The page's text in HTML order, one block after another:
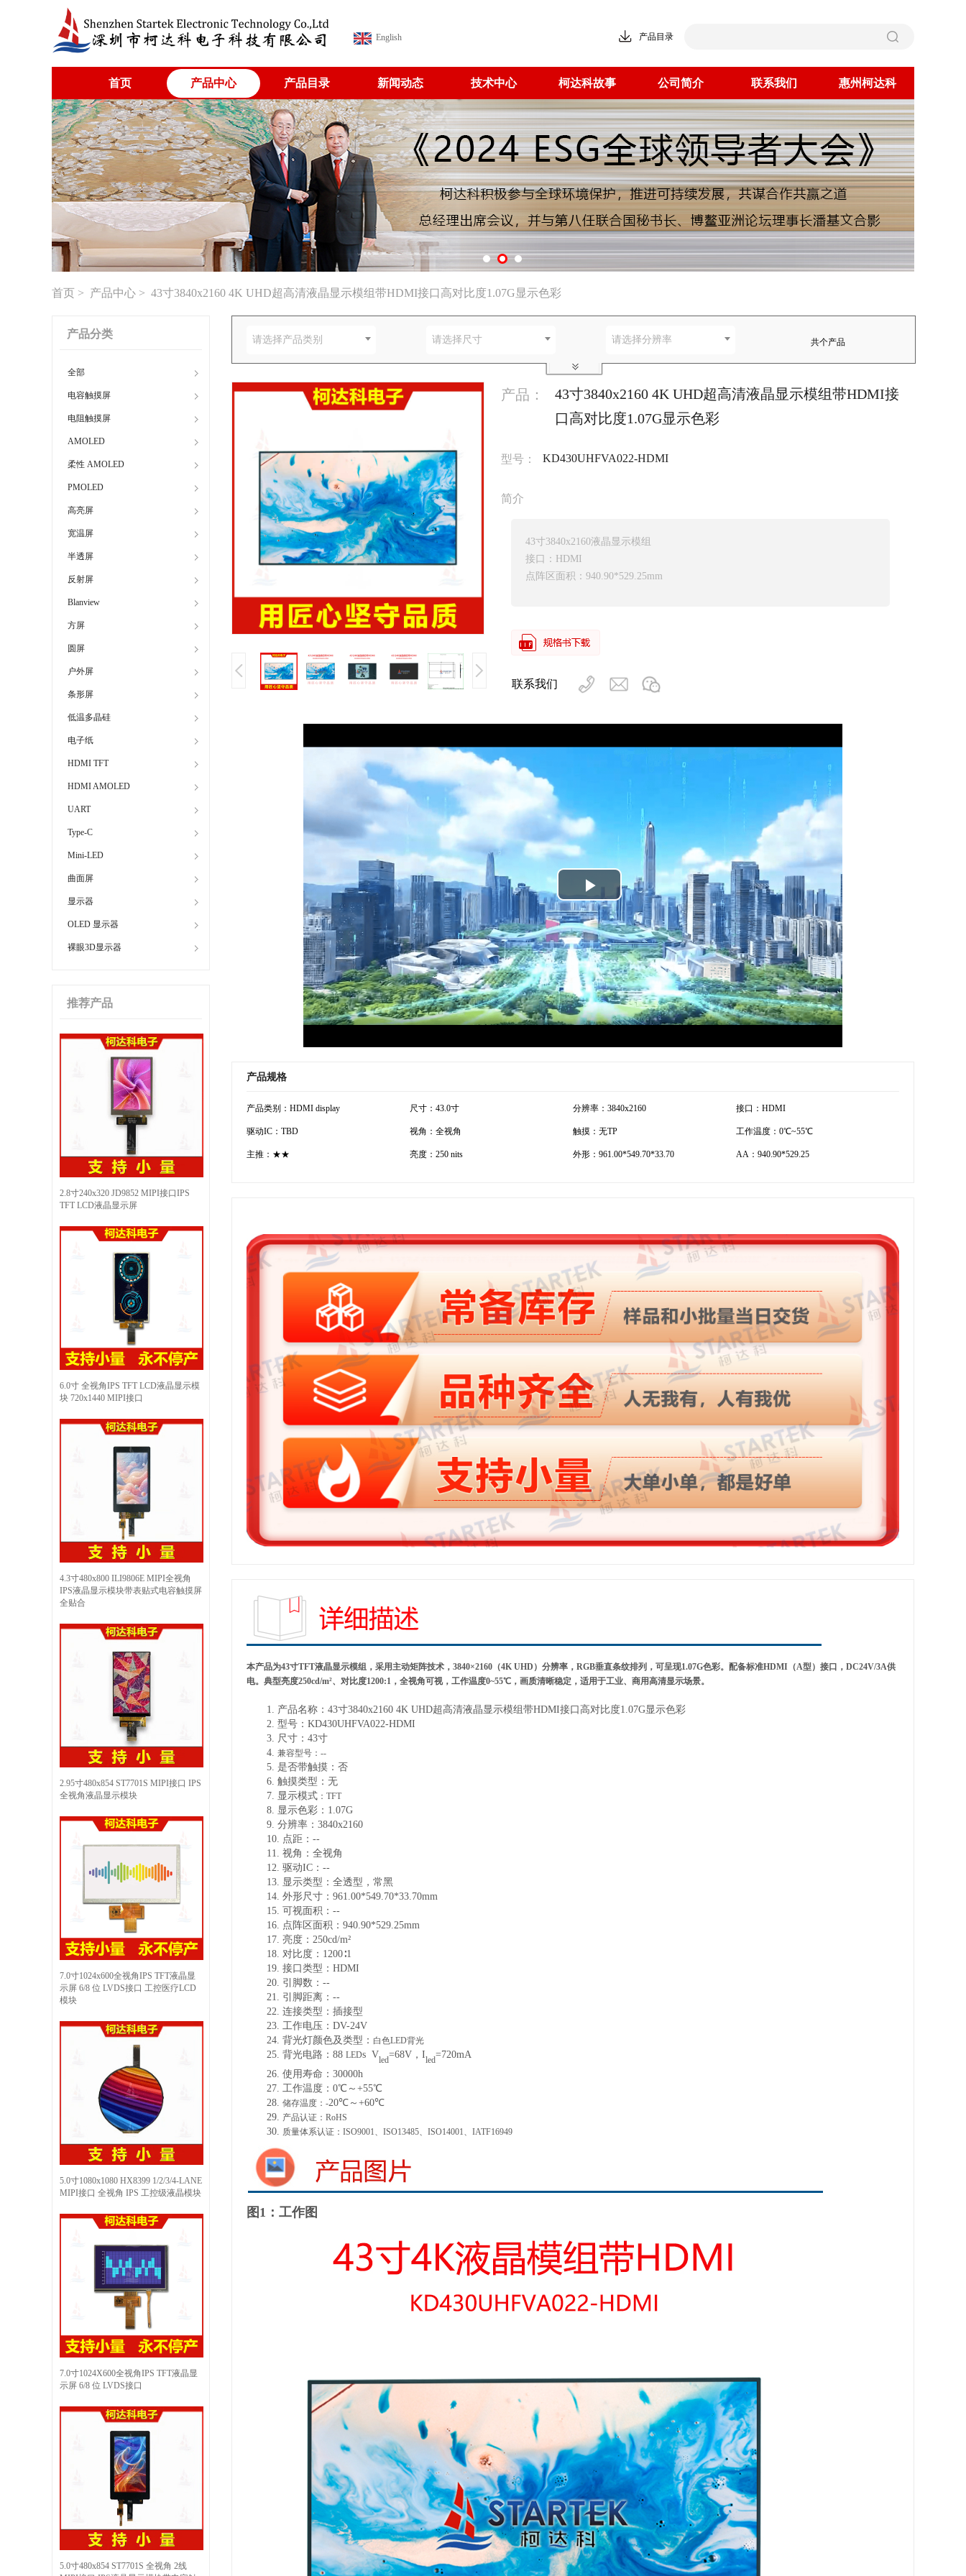
English 产品目录
首页 产品中心 产品目录 新闻动态 技术中心 柯达科故事 公司简介 联系我们 惠州柯达科
首页 > 产品中心 > 43寸3840x2160 4K UHD超高清液晶显示模组带HDMI接口高对比度1.07G显示色彩
产品分类
全部
电容触摸屏
电阻触摸屏
AMOLED
柔性 AMOLED
PMOLED
高亮屏
宽温屏
半透屏
反射屏
Blanview
方屏
圆屏
户外屏
条形屏
低温多晶硅
电子纸
HDMI TFT
HDMI AMOLED
UART
Type-C
Mini-LED
曲面屏
显示器
OLED 显示器
裸眼3D显示器
推荐产品
2.8寸240x320 JD9852 MIPI接口IPS
TFT LCD液晶显示屏
6.0寸 全视角IPS TFT LCD液晶显示模
块 720x1440 MIPI接口
4.3寸480x800 ILI9806E MIPI全视角
IPS液晶显示模块带表贴式电容触摸屏
全贴合
2.95寸480x854 ST7701S MIPI接口 IPS
全视角液晶显示模块
7.0寸1024x600全视角IPS TFT液晶显
示屏 6/8 位 LVDS接口 工控医疗LCD
模块
5.0寸1080x1080 HX8399 1/2/3/4-LANE
MIPI接口 全视角 IPS 工控级液晶模块
7.0寸1024X600全视角IPS TFT液晶显
示屏 6/8 位 LVDS接口
5.0寸480x854 ST7701S 全视角 2线
请选择产品类别 请选择尺寸 请选择分辨率 共个产品
产品：
43寸3840x2160 4K UHD超高清液晶显示模组带HDMI接
口高对比度1.07G显示色彩
型号： KD430UHFVA022-HDMI
简介
43寸3840x2160液晶显示模组
接口：HDMI
点阵区面积：940.90*529.25mm
联系我们
Play
Video
产品规格
产品类别：HDMI display 尺寸：43.0寸 分辨率：3840x2160 接口：HDMI
驱动IC：TBD 视角：全视角 触摸：无TP 工作温度：0℃~55℃
主推：★★ 亮度：250 nits 外形：961.00*549.70*33.70 AA：940.90*529.25
本产品为43寸TFT液晶显示模组，采用主动矩阵技术，3840×2160（4K UHD）分辨率，RGB垂直条纹排列，可呈现1.07G色彩。配备标准HDMI（A型）接口，DC24V/3A供
电。典型亮度250cd/m²、对比度1200:1，全视角可视，工作温度0~55℃，画质清晰稳定，适用于工业、商用高清显示场景。
1. 产品名称： 43寸3840x2160 4K UHD超高清液晶显示模组带HDMI接口高对比度1.07G显示色彩
2. 型号： KD430UHFVA022-HDMI
3.
尺寸： 43寸
4. 兼容型号： --
5. 是否带触摸： 否
6. 触摸类型： 无
7. 显示模式 ： TFT
8. 显示色彩： 1.07G
9. 分辨率： 3840x2160
10.
点距： --
11. 视角：全视角
12. 驱动IC： --
13. 显示类型：全透型，常黑
14. 外形尺寸： 961.00*549.70*33.70mm
15. 可视面积： --
16.
点阵区面积： 940.90*529.25mm
17. 亮度： 250cd/m²
18. 对比度： 1200∶1
19. 接口类型： HDMI
20. 引脚数： --
21. 引脚距离： --
22. 连接类型 ： 插接型
23. 工作电压： DV-24V
24. 背光灯颜色及类型 ： 白色LED背光
25. 背光电路： 88 LEDs Vled=68V ， Iled=720mA
26. 使用寿命： 30000h
27. 工作温度： 0℃～+55℃
28. 储存温度： -20℃～+60℃
29.
产品认证： RoHS
30. 质量体系认证： ISO9001、ISO13485、ISO14001、IATF16949
图1：工作图